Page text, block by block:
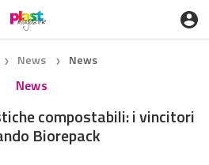
❯ News ❯ News
News
compostabili: i vincitori
Biorepack